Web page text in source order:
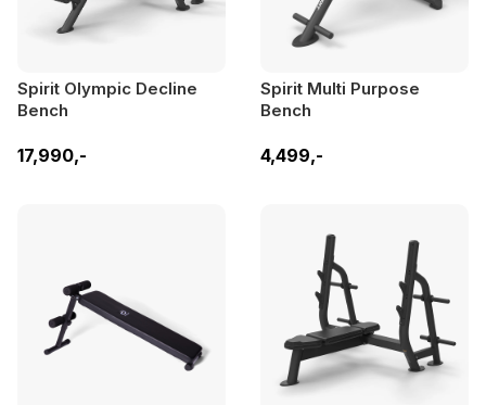
Spirit Olympic Decline
Bench
17,990,-
Spirit Multi Purpose
Bench
4,499,-